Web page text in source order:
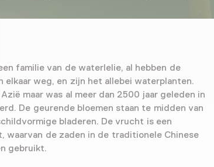
familie van de waterlelie, al hebben de
elkaar weg, en zijn het allebei waterplanten.
maar was al meer dan 2500 jaar geleden in
De geurende bloemen staan te midden van
bladeren. De vrucht is een
waarvan de zaden in de traditionele Chinese
gebruikt.